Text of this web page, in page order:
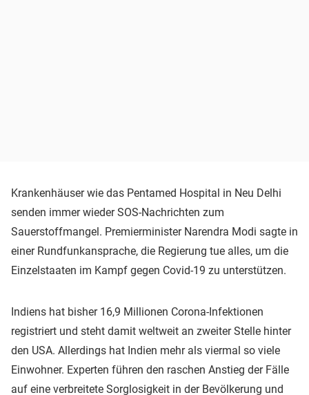
Krankenhäuser wie das Pentamed Hospital in Neu Delhi
senden immer wieder SOS-Nachrichten zum
Sauerstoffmangel. Premierminister Narendra Modi sagte in
einer Rundfunkansprache, die Regierung tue alles, um die
Einzelstaaten im Kampf gegen Covid-19 zu unterstützen.
Indiens hat bisher 16,9 Millionen Corona-Infektionen
registriert und steht damit weltweit an zweiter Stelle hinter
den USA. Allerdings hat Indien mehr als viermal so viele
Einwohner. Experten führen den raschen Anstieg der Fälle
auf eine verbreitete Sorglosigkeit in der Bevölkerung und